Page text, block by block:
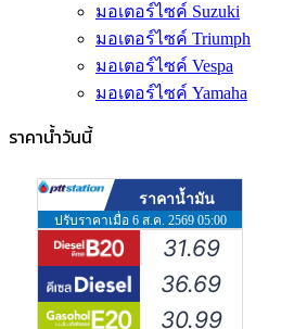
มอเตอร์ไซค์ Suzuki
มอเตอร์ไซค์ Triumph
มอเตอร์ไซค์ Vespa
มอเตอร์ไซค์ Yamaha
ราคาน้ำวันนี้